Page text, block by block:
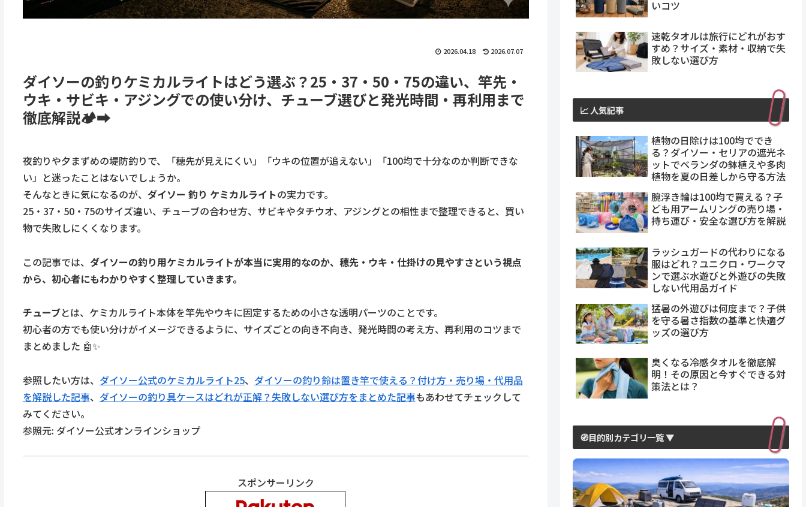
2026.04.18 2026.07.07
ダイソーの釣りケミカルライトはどう選ぶ？25・37・50・75の違い、竿先・
ウキ・サビキ・アジングでの使い分け、チューブ選びと発光時間・再利用まで
徹底解説🏕➡️
夜釣りや夕まずめの堤防釣りで、「穂先が見えにくい」「ウキの位置が追えない」「100均で十分なのか判断できな
い」と迷ったことはないでしょうか。
そんなときに気になるのが、 ダイソー 釣り ケミカルライトの実力です。
25・37・50・75のサイズ違い、チューブの合わせ方、サビキやタチウオ、アジングとの相性まで整理できると、買い
物で失敗しにくくなります。
この記事では、 ダイソーの釣り用ケミカルライトが本当に実用的なのか、穂先・ウキ・仕掛けの見やすさという視点
から、初心者にもわかりやすく整理していきます。
チューブとは、ケミカルライト本体を竿先やウキに固定するための小さな透明パーツのことです。
初心者の方でも使い分けがイメージできるように、サイズごとの向き不向き、発光時間の考え方、再利用のコツまで
まとめました 🤖✨
参照したい方は、 ダイソー公式のケミカルライト25、 ダイソーの釣り鈴は置き竿で使える？付け方・売り場・代用品
を解説した記事、 ダイソーの釣り具ケースはどれが正解？失敗しない選び方をまとめた記事もあわせてチェックして
みてください。
参照元: ダイソー公式オンラインショップ
スポンサーリンク
いコツ
速乾タオルは旅行にどれがおす
すめ？サイズ・素材・収納で失
敗しない選び方
📈 人気記事
植物の日除けは100均ででき
る？ダイソー・セリアの遮光ネ
ットでベランダの鉢植えや多肉
植物を夏の日差しから守る方法
腕浮き輪は100均で買える？子
ども用アームリングの売り場・
持ち運び・安全な選び方を解説
ラッシュガードの代わりになる
服はどれ？ユニクロ・ワークマ
ンで選ぶ水遊びと外遊びの失敗
しない代用品ガイド
猛暑の外遊びは何度まで？子供
を守る暑さ指数の基準と快適グ
ッズの選び方
臭くなる冷感タオルを徹底解
明！その原因と今すぐできる対
策法とは？
🧭目的別カテゴリ一覧 ▼